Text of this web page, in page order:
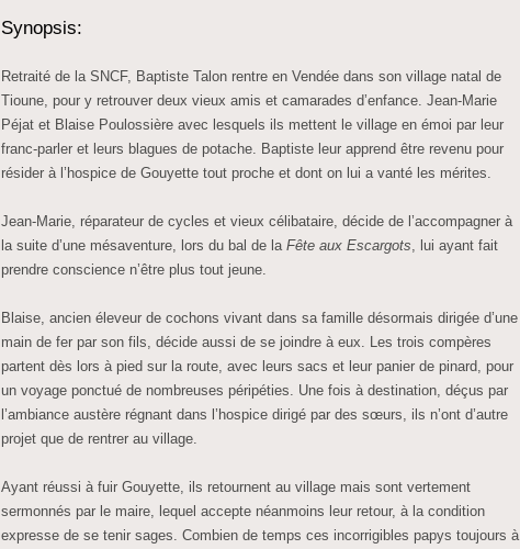
Synopsis:
Retraité de la SNCF, Baptiste Talon rentre en Vendée dans son village natal de
Tioune, pour y retrouver deux vieux amis et camarades d’enfance. Jean-Marie
Péjat et Blaise Poulossière avec lesquels ils mettent le village en émoi par leur
franc-parler et leurs blagues de potache. Baptiste leur apprend être revenu pour
résider à l’hospice de Gouyette tout proche et dont on lui a vanté les mérites.
Jean-Marie, réparateur de cycles et vieux célibataire, décide de l’accompagner à
la suite d’une mésaventure, lors du bal de la Fête aux Escargots , lui ayant fait
prendre conscience n’être plus tout jeune.
Blaise, ancien éleveur de cochons vivant dans sa famille désormais dirigée d’une
main de fer par son fils, décide aussi de se joindre à eux. Les trois compères
partent dès lors à pied sur la route, avec leurs sacs et leur panier de pinard, pour
un voyage ponctué de nombreuses péripéties. Une fois à destination, déçus par
l’ambiance austère régnant dans l’hospice dirigé par des sœurs, ils n’ont d’autre
projet que de rentrer au village.
Ayant réussi à fuir Gouyette, ils retournent au village mais sont vertement
sermonnés par le maire, lequel accepte néanmoins leur retour, à la condition
expresse de se tenir sages. Combien de temps ces incorrigibles papys toujours à